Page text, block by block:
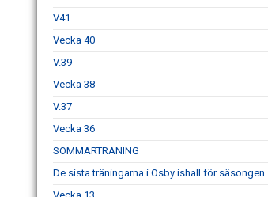
V41
Vecka 40
V.39
Vecka 38
V.37
Vecka 36
SOMMARTRÄNING
De sista träningarna i Osby ishall för säsongen.